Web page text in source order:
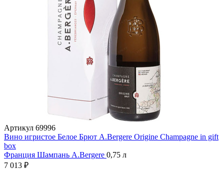
Артикул 69996
Вино игристое Белое Брют A.Bergere Origine Champagne in gift
box
Франция Шампань A.Bergere 0,75 л
7 013 ₽